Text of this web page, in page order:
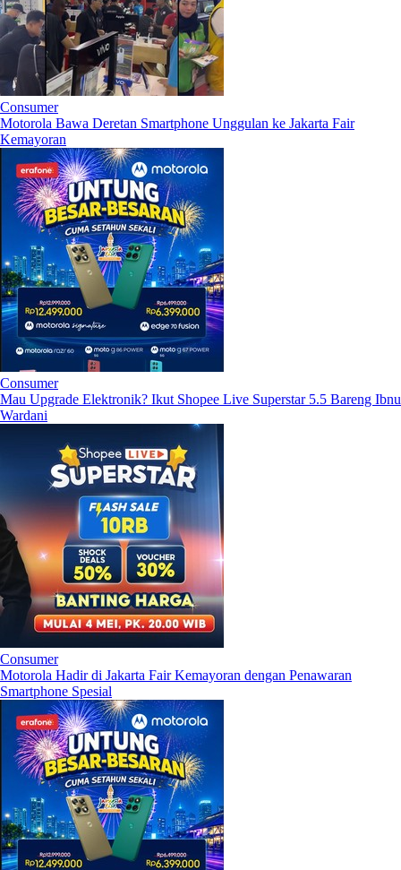
Consumer
Motorola Bawa Deretan Smartphone Unggulan ke Jakarta Fair
Kemayoran
Consumer
Mau Upgrade Elektronik? Ikut Shopee Live Superstar 5.5 Bareng Ibnu
Wardani
Consumer
Motorola Hadir di Jakarta Fair Kemayoran dengan Penawaran
Smartphone Spesial